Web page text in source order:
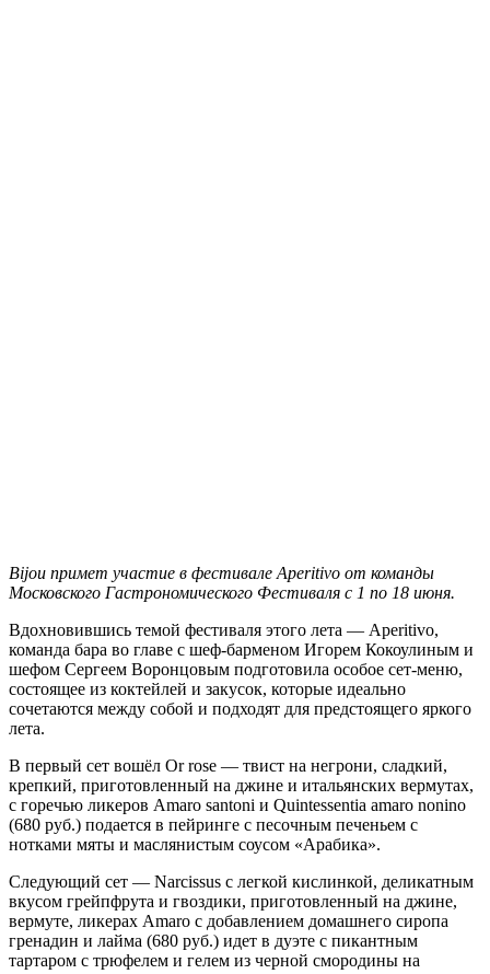
Bijou примет участие в фестивале Aperitivo от команды
Московского Гастрономического Фестиваля с 1 по 18 июня.
Вдохновившись темой фестиваля этого лета — Aperitivo,
команда бара во главе с шеф-барменом Игорем Кокоулиным и
шефом Сергеем Воронцовым подготовила особое сет-меню,
состоящее из коктейлей и закусок, которые идеально
сочетаются между собой и подходят для предстоящего яркого
лета.
В первый сет вошёл Or rose — твист на негрони, сладкий,
крепкий, приготовленный на джине и итальянских вермутах,
с горечью ликеров Amaro santoni и Quintessentia amaro nonino
(680 руб.) подается в пейринге с песочным печеньем с
нотками мяты и маслянистым соусом «Арабика».
Следующий сет — Narcissus с легкой кислинкой, деликатным
вкусом грейпфрута и гвоздики, приготовленный на джине,
вермуте, ликерах Amaro с добавлением домашнего сиропа
гренадин и лайма (680 руб.) идет в дуэте с пикантным
тартаром с трюфелем и гелем из черной смородины на